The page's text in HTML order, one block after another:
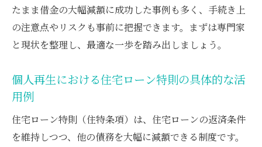
たまま借金の大幅減額に成功した事例も多く、手続き上
の注意点やリスクも事前に把握できます。まずは専門家
と現状を整理し、最適な一歩を踏み出しましょう。
個人再生における住宅ローン特則の具体的な活
用例
住宅ローン特則（住特条項）は、住宅ローンの返済条件
を維持しつつ、他の債務を大幅に減額できる制度です。